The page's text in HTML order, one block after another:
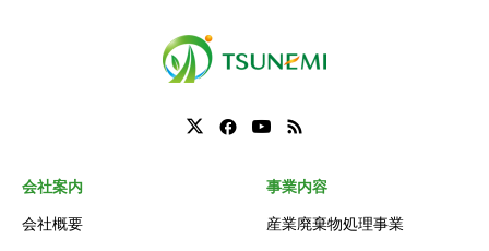
会社案内
会社概要
事業内容
産業廃棄物処理事業